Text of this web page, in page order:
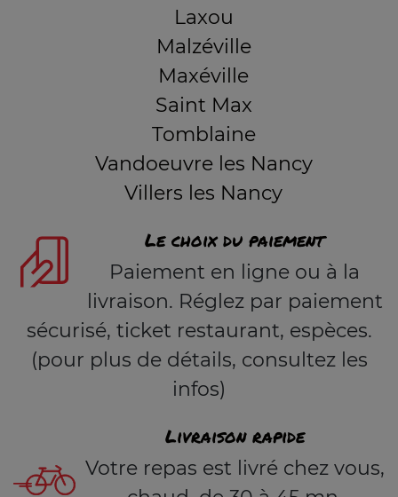
Laxou
Malzéville
Maxéville
Saint Max
Tomblaine
Vandoeuvre les Nancy
Villers les Nancy
Le choix du paiement
Paiement en ligne ou à la
livraison. Réglez par paiement
sécurisé, ticket restaurant, espèces.
(pour plus de détails, consultez les
infos)
Livraison rapide
Votre repas est livré chez vous,